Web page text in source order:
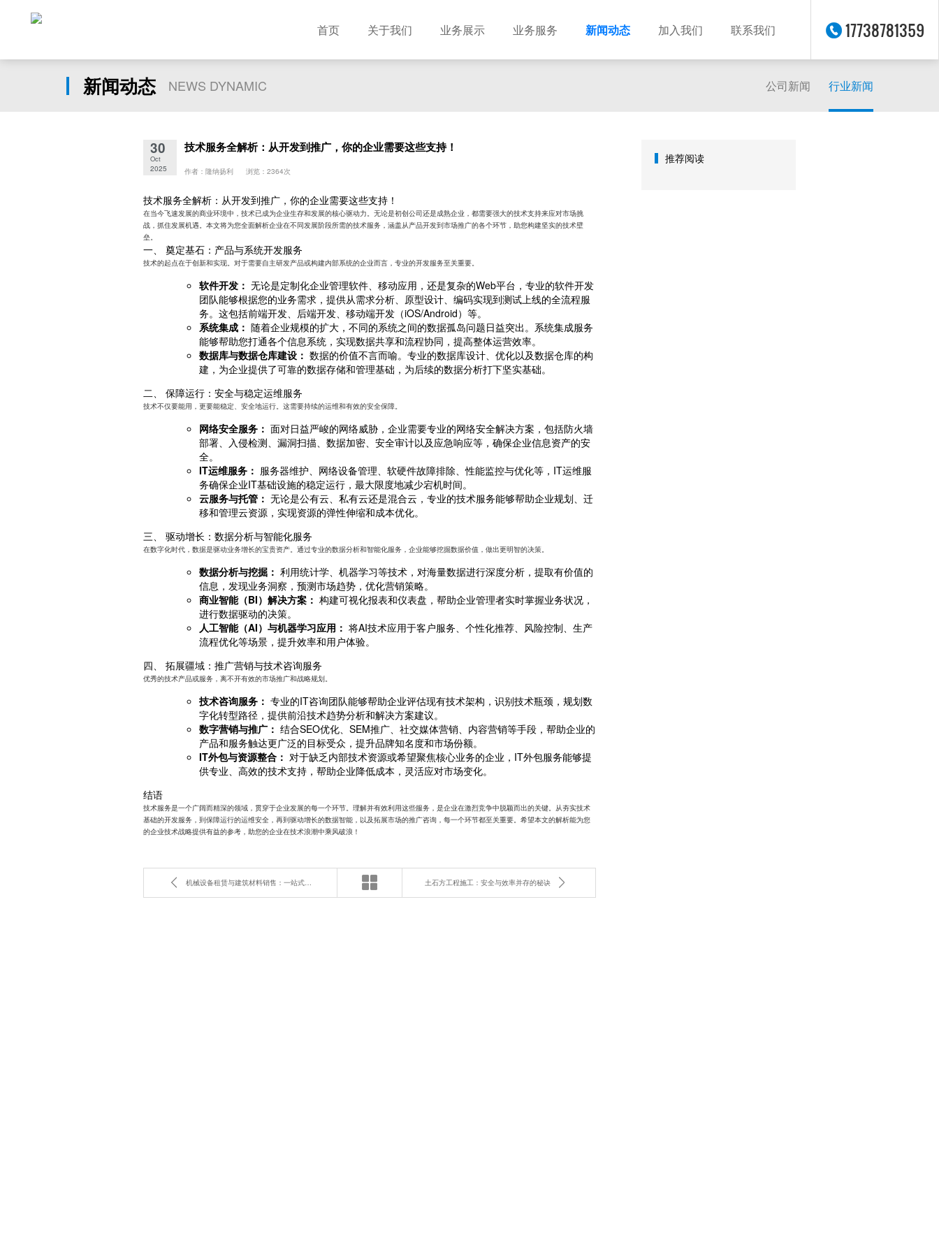
首页 关于我们 业务展示 业务服务 新闻动态 加入我们 联系我们 17738781359
新闻动态 NEWS DYNAMIC 公司新闻 行业新闻
30
Oct
2025
技术服务全解析：从开发到推广，你的企业需要这些支持！
作者：隆纳扬利 浏览：2364次
技术服务全解析：从开发到推广，你的企业需要这些支持！
在当今飞速发展的商业环境中，技术已成为企业生存和发展的核心驱动力。无论是初创公司还是成熟企业，都需要强大的技术支持来应对市场挑
战，抓住发展机遇。本文将为您全面解析企业在不同发展阶段所需的技术服务，涵盖从产品开发到市场推广的各个环节，助您构建坚实的技术壁
垒。
一、 奠定基石：产品与系统开发服务
技术的起点在于创新和实现。对于需要自主研发产品或构建内部系统的企业而言，专业的开发服务至关重要。
软件开发： 无论是定制化企业管理软件、移动应用，还是复杂的Web平台，专业的软件开发
团队能够根据您的业务需求，提供从需求分析、原型设计、编码实现到测试上线的全流程服
务。这包括前端开发、后端开发、移动端开发（iOS/Android）等。
系统集成： 随着企业规模的扩大，不同的系统之间的数据孤岛问题日益突出。系统集成服务
能够帮助您打通各个信息系统，实现数据共享和流程协同，提高整体运营效率。
数据库与数据仓库建设： 数据的价值不言而喻。专业的数据库设计、优化以及数据仓库的构
建，为企业提供了可靠的数据存储和管理基础，为后续的数据分析打下坚实基础。
二、 保障运行：安全与稳定运维服务
技术不仅要能用，更要能稳定、安全地运行。这需要持续的运维和有效的安全保障。
网络安全服务： 面对日益严峻的网络威胁，企业需要专业的网络安全解决方案，包括防火墙
部署、入侵检测、漏洞扫描、数据加密、安全审计以及应急响应等，确保企业信息资产的安
全。
IT运维服务： 服务器维护、网络设备管理、软硬件故障排除、性能监控与优化等，IT运维服
务确保企业IT基础设施的稳定运行，最大限度地减少宕机时间。
云服务与托管： 无论是公有云、私有云还是混合云，专业的技术服务能够帮助企业规划、迁
移和管理云资源，实现资源的弹性伸缩和成本优化。
三、 驱动增长：数据分析与智能化服务
在数字化时代，数据是驱动业务增长的宝贵资产。通过专业的数据分析和智能化服务，企业能够挖掘数据价值，做出更明智的决策。
数据分析与挖掘： 利用统计学、机器学习等技术，对海量数据进行深度分析，提取有价值的
信息，发现业务洞察，预测市场趋势，优化营销策略。
商业智能（BI）解决方案： 构建可视化报表和仪表盘，帮助企业管理者实时掌握业务状况，
进行数据驱动的决策。
人工智能（AI）与机器学习应用： 将AI技术应用于客户服务、个性化推荐、风险控制、生产
流程优化等场景，提升效率和用户体验。
四、 拓展疆域：推广营销与技术咨询服务
优秀的技术产品或服务，离不开有效的市场推广和战略规划。
技术咨询服务： 专业的IT咨询团队能够帮助企业评估现有技术架构，识别技术瓶颈，规划数
字化转型路径，提供前沿技术趋势分析和解决方案建议。
数字营销与推广： 结合SEO优化、SEM推广、社交媒体营销、内容营销等手段，帮助企业的
产品和服务触达更广泛的目标受众，提升品牌知名度和市场份额。
IT外包与资源整合： 对于缺乏内部技术资源或希望聚焦核心业务的企业，IT外包服务能够提
供专业、高效的技术支持，帮助企业降低成本，灵活应对市场变化。
结语
技术服务是一个广阔而精深的领域，贯穿于企业发展的每一个环节。理解并有效利用这些服务，是企业在激烈竞争中脱颖而出的关键。从夯实技术
基础的开发服务，到保障运行的运维安全，再到驱动增长的数据智能，以及拓展市场的推广咨询，每一个环节都至关重要。希望本文的解析能为您
的企业技术战略提供有益的参考，助您的企业在技术浪潮中乘风破浪！
机械设备租赁与建筑材料销售：一站式服务如何助力您的项目？ 土石方工程施工：安全与效率并存的秘诀
推荐阅读